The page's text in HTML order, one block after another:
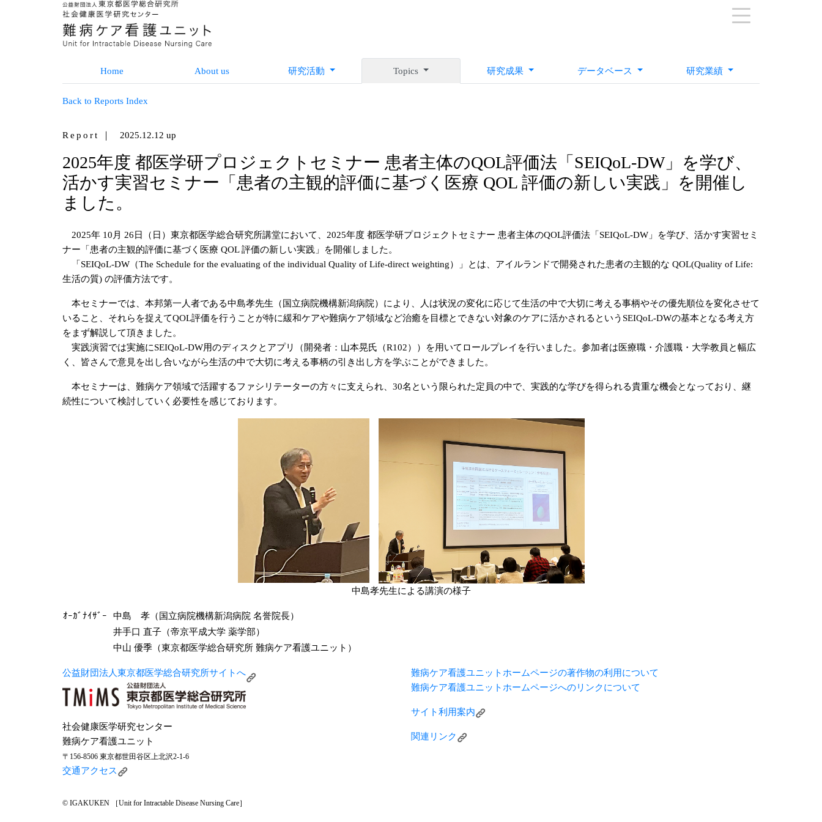
Home About us 研究活動 Topics 研究成果 データベース 研究業績
Back to Reports Index
Report ｜ 2025.12.12 up
2025年度 都医学研プロジェクトセミナー 患者主体のQOL評価法「SEIQoL-DW」を学び、
活かす実習セミナー「患者の主観的評価に基づく医療 QOL 評価の新しい実践」を開催し
ました。
2025年 10月 26日（日）東京都医学総合研究所講堂において、2025年度 都医学研プロジェクトセミナー 患者主体のQOL評価法「SEIQoL-DW」を学び、活かす実習セミ
ナー「患者の主観的評価に基づく医療 QOL 評価の新しい実践」を開催しました。
「SEIQoL-DW（The Schedule for the evaluating of the individual Quality of Life-direct weighting）」とは、アイルランドで開発された患者の主観的な QOL(Quality of Life:
生活の質) の評価方法です。
本セミナーでは、本邦第一人者である中島孝先生（国立病院機構新潟病院）により、人は状況の変化に応じて生活の中で大切に考える事柄やその優先順位を変化させて
いること、それらを捉えてQOL評価を行うことが特に緩和ケアや難病ケア領域など治癒を目標とできない対象のケアに活かされるというSEIQoL-DWの基本となる考え方
をまず解説して頂きました。
実践演習では実施にSEIQoL-DW用のディスクとアプリ（開発者：山本晃氏（R102））を用いてロールプレイを行いました。参加者は医療職・介護職・大学教員と幅広
く、皆さんで意見を出し合いながら生活の中で大切に考える事柄の引き出し方を学ぶことができました。
本セミナーは、難病ケア領域で活躍するファシリテーターの方々に支えられ、30名という限られた定員の中で、実践的な学びを得られる貴重な機会となっており、継
続性について検討していく必要性を感じております。
中島孝先生による講演の様子
ｵｰｶﾞﾅｲｻﾞｰ
中島 孝（国立病院機構新潟病院 名誉院長）
井手口 直子（帝京平成大学 薬学部）
中山 優季（東京都医学総合研究所 難病ケア看護ユニット）
公益財団法人東京都医学総合研究所サイトへ
社会健康医学研究センター
難病ケア看護ユニット
〒156-8506 東京都世田谷区上北沢2-1-6
交通アクセス
難病ケア看護ユニットホームページの著作物の利用について
難病ケア看護ユニットホームページへのリンクについて
サイト利用案内
関連リンク
© IGAKUKEN ［Unit for Intractable Disease Nursing Care］